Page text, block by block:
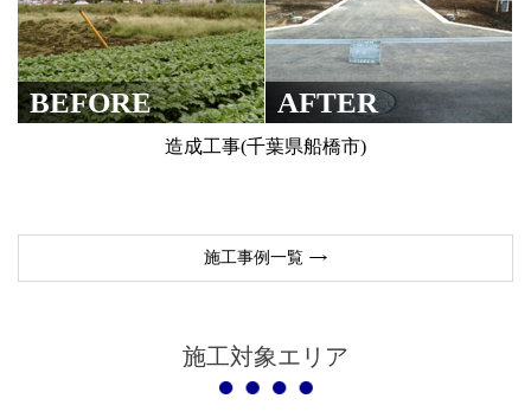
BEFORE AFTER
造成工事(千葉県船橋市)
施工事例一覧
施工対象エリア